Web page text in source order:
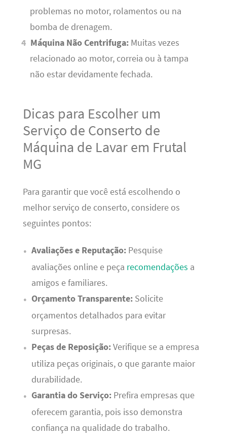
problemas no motor, rolamentos ou na
bomba de drenagem.
Máquina Não Centrifuga: Muitas vezes
relacionado ao motor, correia ou à tampa
não estar devidamente fechada.
Dicas para Escolher um
Serviço de Conserto de
Máquina de Lavar em Frutal
MG
Para garantir que você está escolhendo o
melhor serviço de conserto, considere os
seguintes pontos:
Avaliações e Reputação:Pesquise
avaliações online e peça recomendações a
amigos e familiares.
Orçamento Transparente:Solicite
orçamentos detalhados para evitar
surpresas.
Peças de Reposição:Verifique se a empresa
utiliza peças originais, o que garante maior
durabilidade.
Garantia do Serviço:Prefira empresas que
oferecem garantia, pois isso demonstra
confiança na qualidade do trabalho.